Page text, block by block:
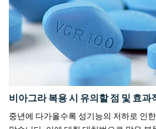
비아그라 복용 시 유의할 점 및 효과
중년에 다가올수록 성기능의 저하로 인